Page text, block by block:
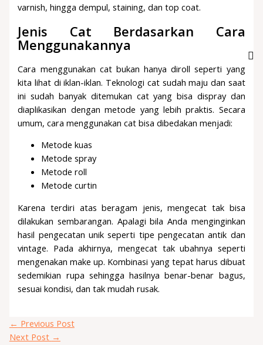
varnish, hingga dempul, staining, dan top coat.
Jenis Cat Berdasarkan Cara
Menggunakannya
Cara menggunakan cat bukan hanya diroll seperti yang
kita lihat di iklan-iklan. Teknologi cat sudah maju dan saat
ini sudah banyak ditemukan cat yang bisa dispray dan
diaplikasikan dengan metode yang lebih praktis. Secara
umum, cara menggunakan cat bisa dibedakan menjadi:
Metode kuas
Metode spray
Metode roll
Metode curtin
Karena terdiri atas beragam jenis, mengecat tak bisa
dilakukan sembarangan. Apalagi bila Anda menginginkan
hasil pengecatan unik seperti tipe pengecatan antik dan
vintage. Pada akhirnya, mengecat tak ubahnya seperti
mengenakan make up. Kombinasi yang tepat harus dibuat
sedemikian rupa sehingga hasilnya benar-benar bagus,
sesuai kondisi, dan tak mudah rusak.
← Previous Post
Next Post →